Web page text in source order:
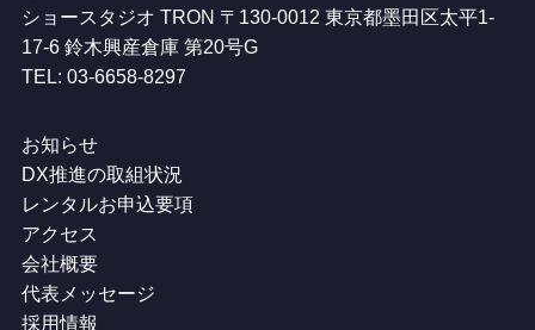
ショースタジオ TRON 〒130-0012 東京都墨田区太平1-
17-6 鈴木興産倉庫 第20号G
TEL: 03-6658-8297
お知らせ
DX推進の取組状況
レンタルお申込要項
アクセス
会社概要
代表メッセージ
採用情報